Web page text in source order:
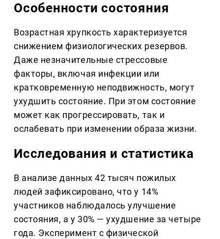
Особенности состояния
Возрастная хрупкость характеризуется
снижением физиологических резервов.
Даже незначительные стрессовые
факторы, включая инфекции или
кратковременную неподвижность, могут
ухудшить состояние. При этом состояние
может как прогрессировать, так и
ослабевать при изменении образа жизни.
Исследования и статистика
В анализе данных 42 тысяч пожилых
людей зафиксировано, что у 14%
участников наблюдалось улучшение
состояния, а у 30% — ухудшение за четыре
года. Эксперимент с физической